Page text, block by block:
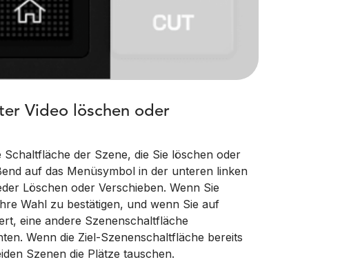
Video löschen oder
der Szene, die Sie löschen oder
auf das Menüsymbol in der unteren linken
Löschen oder Verschieben. Wenn Sie
Wahl zu bestätigen, und wenn Sie auf
eine andere Szenenschaltfläche
Wenn die Ziel-Szenenschaltfläche bereits
Szenen die Plätze tauschen.